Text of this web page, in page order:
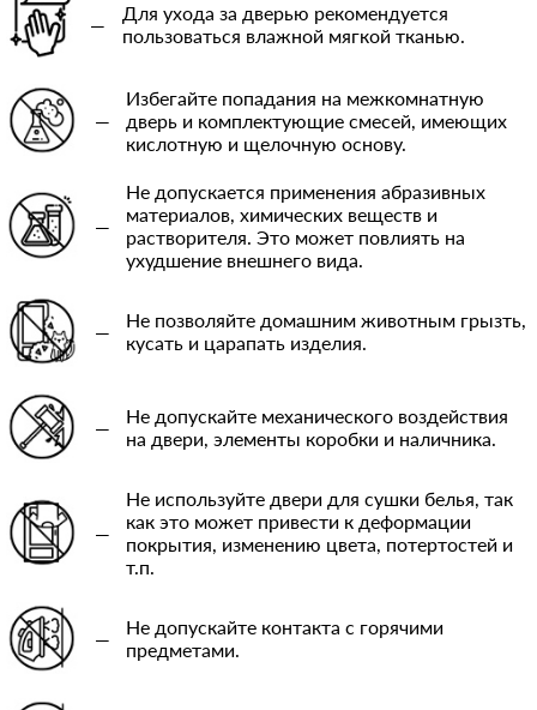
—
Для ухода за дверью рекомендуется
пользоваться влажной мягкой тканью.
—
Избегайте попадания на межкомнатную
дверь и комплектующие смесей, имеющих
кислотную и щелочную основу.
—
Не допускается применения абразивных
материалов, химических веществ и
растворителя. Это может повлиять на
ухудшение внешнего вида.
—
Не позволяйте домашним животным грызть,
кусать и царапать изделия.
—
Не допускайте механического воздействия
на двери, элементы коробки и наличника.
—
Не используйте двери для сушки белья, так
как это может привести к деформации
покрытия, изменению цвета, потертостей и
т.п.
—
Не допускайте контакта с горячими
предметами.